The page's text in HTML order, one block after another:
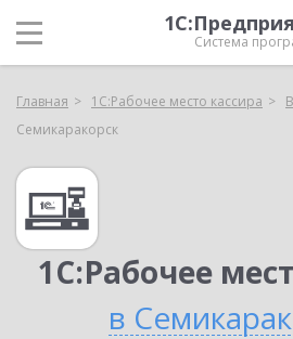
Система
Главная 1С:Рабочее место кассира
Семикаракорск
1С:Рабочее
в